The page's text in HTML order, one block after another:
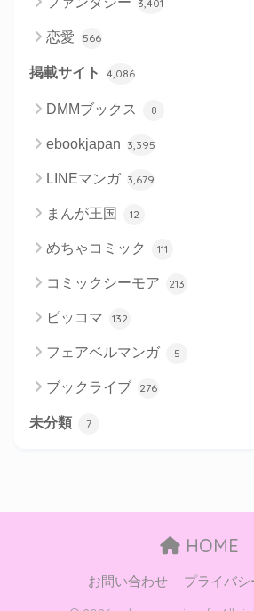
3,401
恋愛 566
掲載サイト 4,086
DMMブックス 8
ebookjapan 3,395
LINEマンガ 3,679
まんが王国 12
めちゃコミック 111
コミックシーモア 213
ピッコマ 132
フェアベルマンガ 5
ブックライブ 276
未分類 7
HOME
お問い合わせ プライバ